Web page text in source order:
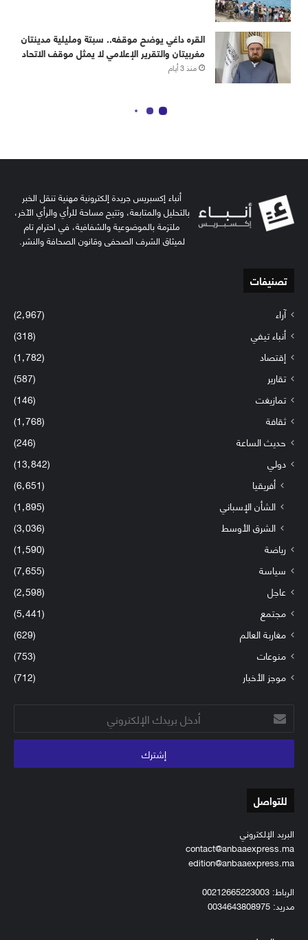
أنباء إكسبريس جريدة إلكترونية مهنية تنقل الخبر
بالتحليل والمتابعة، وتتيح مساحة للرأي والرأي الآخر،
ملتزمة بالموضوعية والشفافية، في احترام تام
لميثاق الشرف الصحفي وقانون الصحافة والنشر.
تصنيفات
آراء
(2٬967)
أنباء تيفي
(318)
إقتصاد
(1٬782)
تقارير
(587)
تمازيغت
(146)
ثقافة
(1٬768)
حديث الساعة
(246)
دولي
(13٬842)
أفريقيا
(6٬651)
الشأن الإسباني
(1٬895)
الشرق الأوسط
(3٬036)
رياضة
(1٬590)
سياسة
(7٬655)
عاجل
(2٬598)
مجتمع
(5٬441)
مغاربة العالم
(629)
منوعات
(753)
موجز الأخبار
(712)
أدخل
بريدك
الإلكتروني
للتواصل
البريد الإلكتروني
contact@anbaaexpress.ma
edition@anbaaexpress.ma
الرباط: 00212665223003
مدريد: 0034643808975